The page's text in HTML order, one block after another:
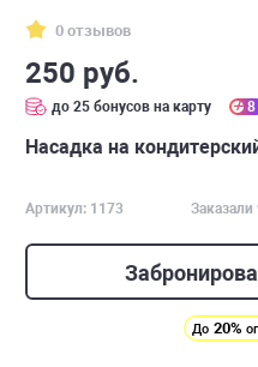
0 отзывов
250 руб.
до 25 бонусов на карту 8
Насадка на
Артикул: 1173 Заказали
До 20%